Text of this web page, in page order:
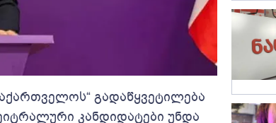
გადაწყვეტილება
კანდიდატები უნდა